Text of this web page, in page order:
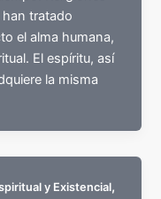
tratado
el alma humana,
El espíritu, así
la misma
y Existencial,